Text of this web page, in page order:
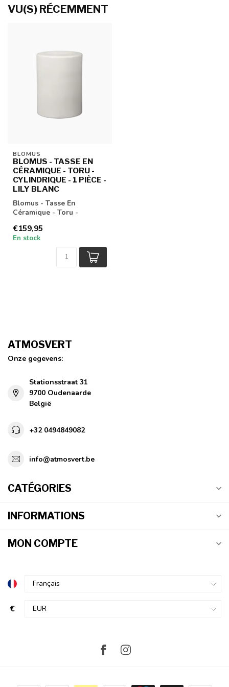
VU(S) RÉCEMMENT
BLOMUS
BLOMUS - TASSE EN
CÉRAMIQUE - TORU -
CYLINDRIQUE - 1 PIÈCE -
LILY BLANC
Blomus - Tasse En
Céramique - Toru -
Blanc
€159,95
En stock
ATMOSVERT
Onze gegevens:
Stationsstraat 31
9700 Oudenaarde
België
+32 0494849082
info@atmosvert.be
CATÉGORIES
INFORMATIONS
MON COMPTE
€